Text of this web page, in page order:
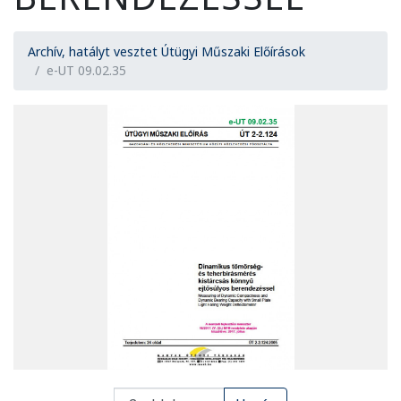
Archív, hatályt vesztet Útügyi Műszaki Előírások
e-UT 09.02.35